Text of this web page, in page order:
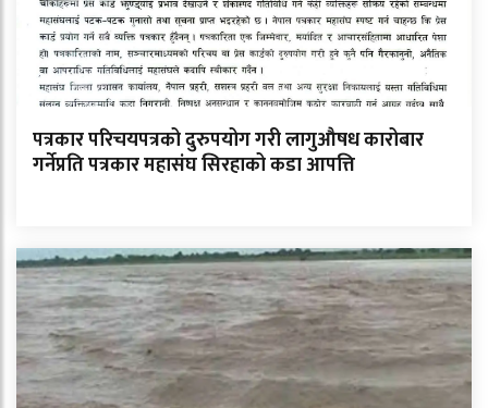
पत्रकार परिचयपत्रको दुरुपयोग गरी लागुऔषध कारोबार
गर्नेप्रति पत्रकार महासंघ सिरहाको कडा आपत्ति